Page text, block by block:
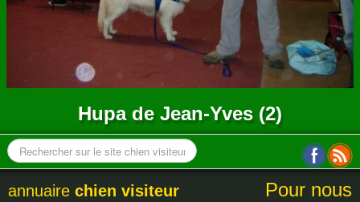
Hupa de Jean-Yves (2)
annuaire chien visiteur
Pour nous